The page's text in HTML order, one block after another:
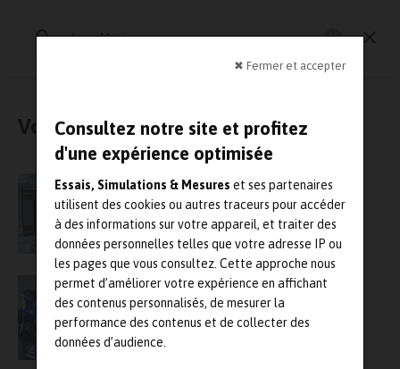
✖ Fermer et accepter
Consultez notre site et profitez
d'une expérience optimisée
Essais, Simulations & Mesures et ses partenaires
utilisent des cookies ou autres traceurs pour accéder
à des informations sur votre appareil, et traiter des
données personnelles telles que votre adresse IP ou
les pages que vous consultez. Cette approche nous
permet d’améliorer votre expérience en affichant
des contenus personnalisés, de mesurer la
performance des contenus et de collecter des
données d’audience.
Contrôle Qualité
Vous avez cherché : « InnovMetric »
InnovMetric fait l’acquisition de la propriété
intellectuelle de Digisens
Scanner 3D : InnovMetric et Faro Creaform
renforcent leur partenariat